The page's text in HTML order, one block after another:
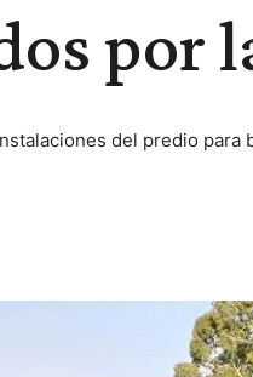
por
del predio